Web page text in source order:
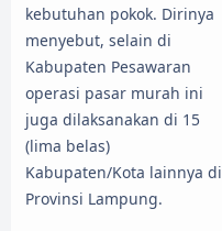
kebutuhan pokok. Dirinya
menyebut, selain di
Kabupaten Pesawaran
operasi pasar murah ini
juga dilaksanakan di 15
(lima belas)
Kabupaten/Kota lainnya di
Provinsi Lampung.